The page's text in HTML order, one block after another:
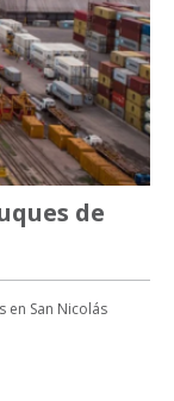
de
en San Nicolás